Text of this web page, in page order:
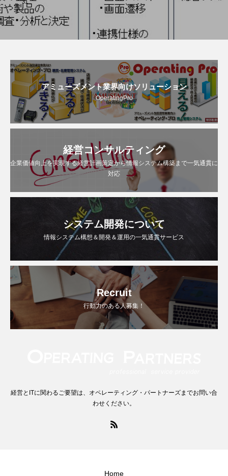
31
アミューズメント業界向けソリューション
OperatingPro
経営コンサルティング
企業価値向上を実現する経営計画策定から情報システム構築まで一気通貫に
対応
システム開発について
情報システム構想＆開発＆運用の一気通貫サービス
Recruit
行動力のある人募集！
経営とITに関わるご要望は、オペレーティング・パートナーズまでお問い合
わせください。
Home